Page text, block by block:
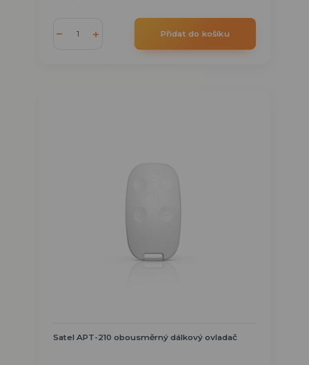
Přidat do košíku
Satel APT-210 obousměrný dálkový ovladač